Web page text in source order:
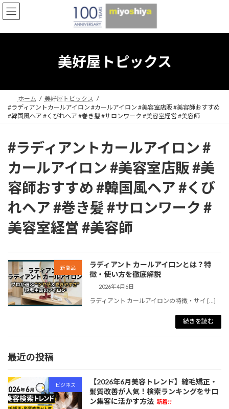
コ
ン
ン
ナ
ビ
ー
美好屋トピックス
ホーム
美好屋トピックス
#ラディアントカールアイロン #カールアイロン #美容室店販 #美容師おすすめ
#韓国風ヘア #くびれヘア #巻き髪 #サロンワーク #美容室経営 #美容師
#ラディアントカールアイロン #
カールアイロン #美容室店販 #美
容師おすすめ #韓国風ヘア #くび
れヘア #巻き髪 #サロンワーク #
美容室経営 #美容師
新商品
ラディアント カールアイロンとは？特
徴・使い方を徹底解説
2026年4月6日
ラディアント カールアイロンの特徴・サイ […]
続きを読む
最近の投稿
ビジネス
【2026年6月美容トレンド】縮毛矯正・
髪質改善が人気！検索ランキングをサロ
ン集客に活かす方法 新着!!